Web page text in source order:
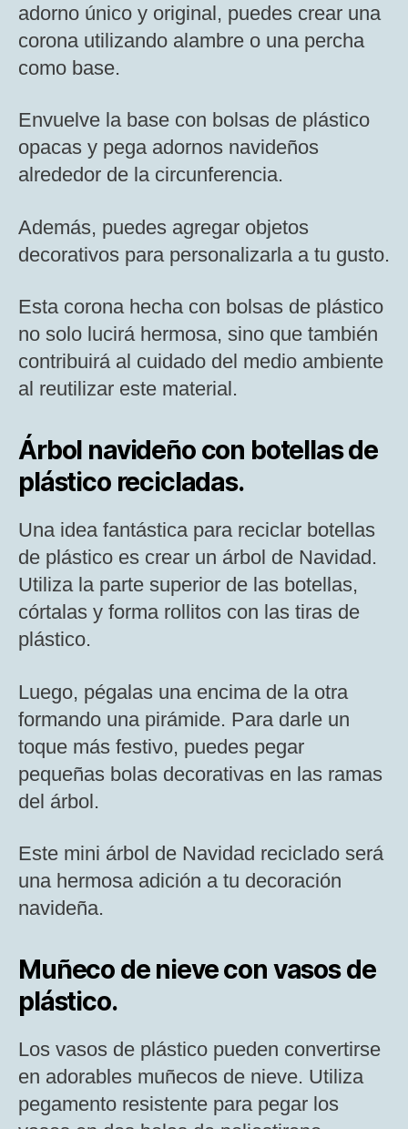
adorno único y original, puedes crear una
corona utilizando alambre o una percha
como base.
Envuelve la base con bolsas de plástico
opacas y pega adornos navideños
alrededor de la circunferencia.
Además, puedes agregar objetos
decorativos para personalizarla a tu gusto.
Esta corona hecha con bolsas de plástico
no solo lucirá hermosa, sino que también
contribuirá al cuidado del medio ambiente
al reutilizar este material.
Árbol navideño con botellas de
plástico recicladas.
Una idea fantástica para reciclar botellas
de plástico es crear un árbol de Navidad.
Utiliza la parte superior de las botellas,
córtalas y forma rollitos con las tiras de
plástico.
Luego, pégalas una encima de la otra
formando una pirámide. Para darle un
toque más festivo, puedes pegar
pequeñas bolas decorativas en las ramas
del árbol.
Este mini árbol de Navidad reciclado será
una hermosa adición a tu decoración
navideña.
Muñeco de nieve con vasos de
plástico.
Los vasos de plástico pueden convertirse
en adorables muñecos de nieve. Utiliza
pegamento resistente para pegar los